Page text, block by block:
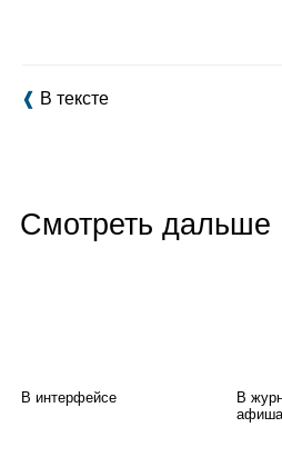
❰ В тексте
Смотреть дальше
В интерфейсе
В